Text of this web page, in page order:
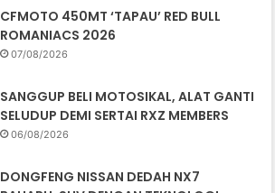
CFMOTO 450MT ‘TAPAU’ RED BULL
ROMANIACS 2026
07/08/2026
SANGGUP BELI MOTOSIKAL, ALAT GANTI
SELUDUP DEMI SERTAI RXZ MEMBERS
06/08/2026
DONGFENG NISSAN DEDAH NX7